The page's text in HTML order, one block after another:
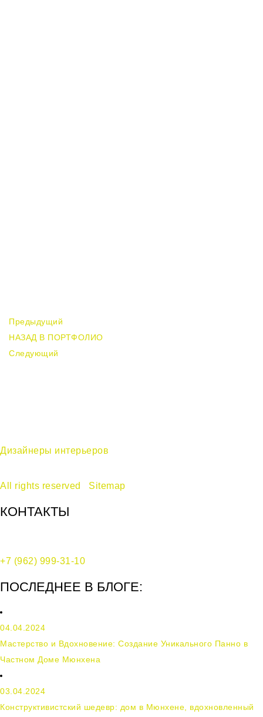
Предыдущий
НАЗАД В ПОРТФОЛИО
Следующий
Дизайнеры интерьеров
All rights reserved
Sitemap
КОНТАКТЫ
+7 (962) 999-31-10
ПОСЛЕДНЕЕ В БЛОГЕ:
04.04.2024
Мастерство и Вдохновение: Создание Уникального Панно в
Частном Доме Мюнхена
03.04.2024
Конструктивистский шедевр: дом в Мюнхене, вдохновленный